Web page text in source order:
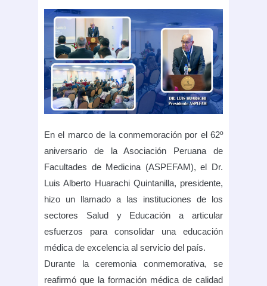
En el marco de la conmemoración por el 62º
aniversario de la Asociación Peruana de
Facultades de Medicina (ASPEFAM), el Dr.
Luis Alberto Huarachi Quintanilla, presidente,
hizo un llamado a las instituciones de los
sectores Salud y Educación a articular
esfuerzos para consolidar una educación
médica de excelencia al servicio del país.
Durante la ceremonia conmemorativa, se
reafirmó que la formación médica de calidad